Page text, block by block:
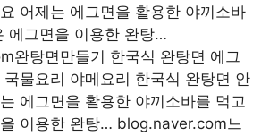
어제는 에그면을 활용한 야끼소바
에그면을 이용한 완탕…
완탕면만들기 한국식 완탕면 에그
국물요리 야메요리 한국식 완탕면 안
에그면을 활용한 야끼소바를 먹고
이용한 완탕… blog.naver.com느